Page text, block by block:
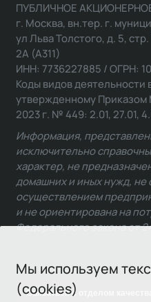
Мы используем
(cookies)
Связаться с отделом качества
ПУБЛИЧНОЕ
г. Москва, вн.тер. г.
ул Льва Толстого, д. 5,
2А (А311)
ИНН: 7736227885 / ОГРН:
Коды видов деятельности
утвержденному Приказом
2023 г. № 449: 2.01, 27.01,
Информация,
исключительно
характер, не
домашних и иных нужд, не
осуществлением
и не ориентирована на
Федерального закона от